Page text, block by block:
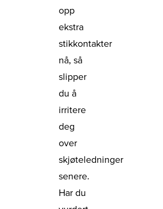
opp
ekstra
stikkontakter
nå, så
slipper
du å
irritere
deg
over
skjøteledninger
senere.
Har du